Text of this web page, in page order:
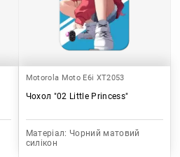
Motorola Moto E6i XT2053
Чохол "02 Little Princess"
Матеріал: Чорний матовий
силікон